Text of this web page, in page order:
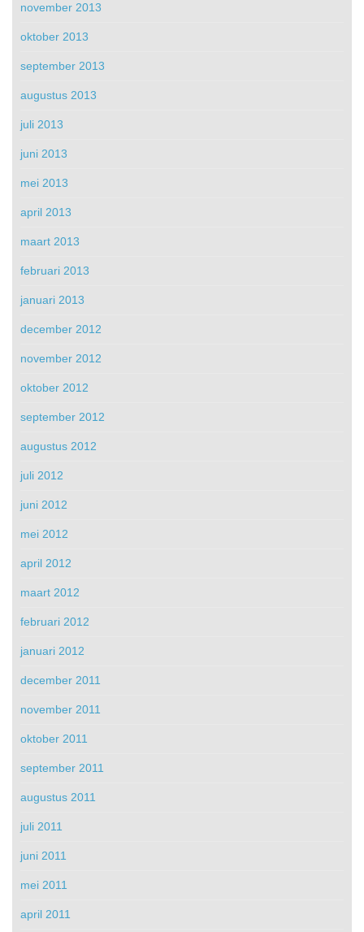
november 2013
oktober 2013
september 2013
augustus 2013
juli 2013
juni 2013
mei 2013
april 2013
maart 2013
februari 2013
januari 2013
december 2012
november 2012
oktober 2012
september 2012
augustus 2012
juli 2012
juni 2012
mei 2012
april 2012
maart 2012
februari 2012
januari 2012
december 2011
november 2011
oktober 2011
september 2011
augustus 2011
juli 2011
juni 2011
mei 2011
april 2011